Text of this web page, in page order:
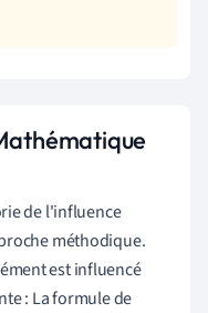
de l'influence
méthodique.
est influencé
: La formule de